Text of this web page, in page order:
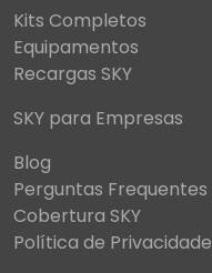
Kits Completos
Equipamentos
Recargas SKY
SKY para Empresas
Blog
Perguntas Frequentes
Cobertura SKY
Política de Privacidade